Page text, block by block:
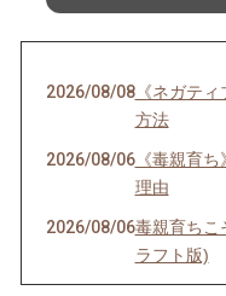
2026/08/08《ネガティ
方法
2026/08/06《毒親育ち
理由
2026/08/06毒親育ちこ
ラフト版)